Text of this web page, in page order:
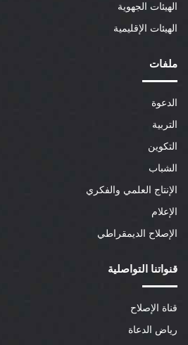
الهيئات الجهوية
الهيئات الإقليمية
ملفات
الدعوة
التربية
التكوين
الشباب
الإنتاج العلمي والفكري
الإعلام
الإصلاح الديمقراطي
قنواتنا التواصلية
قناة الإصلاح
رياض الدعاة